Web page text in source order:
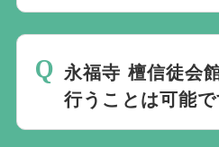
ください。
れる人数によって選
か注意しておくと良
は斎場を熟知してお
永福寺 檀信徒会
行うことは可能